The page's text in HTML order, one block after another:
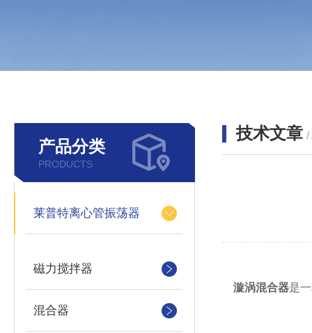
产品分类
PRODUCTS
莱普特离心管振荡器
磁力搅拌器
混合器
技术文章 /
漩涡混合器是